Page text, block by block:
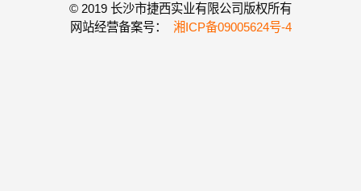
© 2019 长沙市捷西实业有限公司版权所有
网站经营备案号： 湘ICP备09005624号-4